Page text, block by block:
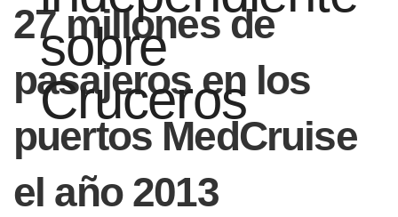
27 millones de
pasajeros en los
puertos MedCruise
el año 2013